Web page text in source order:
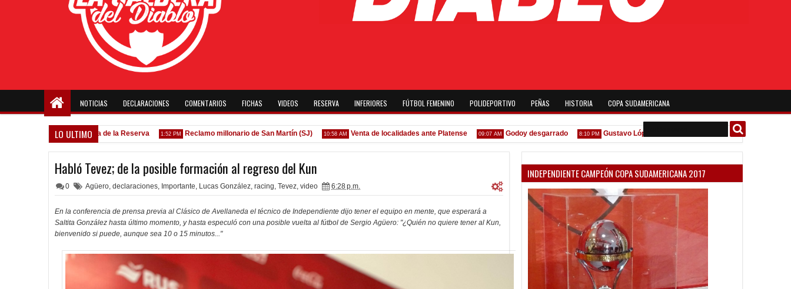
NOTICIAS DECLARACIONES COMENTARIOS FICHAS VIDEOS RESERVA INFERIORES FÚTBOL FEMENINO POLIDEPORTIVO PEÑAS HISTORIA COPA SUDAMERICANA
LO ULTIMO
Goleada histórica de la Reserva 1:52 PM Reclamo millonario de San Martín (SJ) 10:58 AM Venta de localidades ante Platense 09:07 AM Godoy desgarrado 8:10 PM Gustavo López: "La diferencia entre Vélez e Independiente
Habló Tevez; de la posible formación al regreso del Kun
0 Agüero, declaraciones, Importante, Lucas González, racing, Tevez, video 6:28 p.m.
En la conferencia de prensa previa al Clásico de Avellaneda el técnico de Independiente dijo tener el equipo en mente, que esperará a
Saltita González hasta último momento, y hasta especuló con una posible vuelta al fútbol de Sergio Agüero: "¿Quién no quiere tener al Kun,
bienvenido si puede, aunque sea 10 o 15 minutos..."
INDEPENDIENTE CAMPEÓN COPA SUDAMERICANA 2017